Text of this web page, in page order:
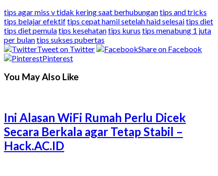
tips agar miss v tidak kering saat berhubungantips and tricks
tips belajar efektiftips cepat hamil setelah haid selesaitips diet
tips diet pemulatips kesehatantips kurus tips menabung 1 juta
per bulantips sukses pubertas
Tweet on Twitter
Share on Facebook
Pinterest
You May Also Like
Ini Alasan WiFi Rumah Perlu Dicek
Secara Berkala agar Tetap Stabil –
Hack.AC.ID